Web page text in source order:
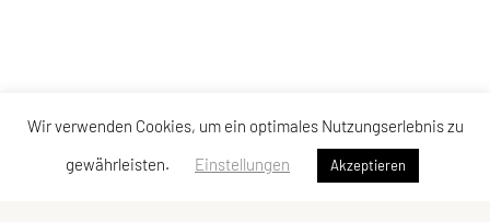
Wir verwenden Cookies, um ein optimales Nutzungserlebnis zu
gewährleisten.
Einstellungen Akzeptieren